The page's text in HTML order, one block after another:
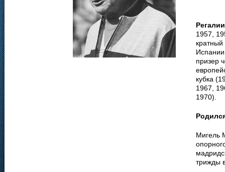
1957,
призер
кубка
1967,
1970).
Мигель
трижды